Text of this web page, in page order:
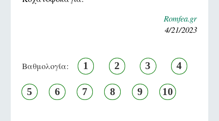
Romfea.gr
4/21/2023
Βαθμολογία: 1 2 3 4
5 6 7 8 9 10